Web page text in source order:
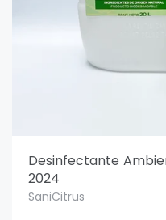
Desinfectante
2024
SaniCitrus